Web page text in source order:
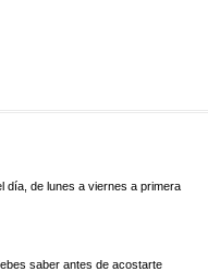
día, de lunes a viernes a primera
saber antes de acostarte